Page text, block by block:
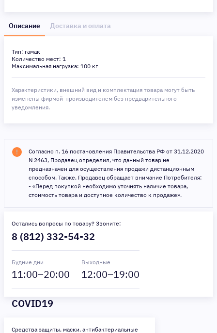
Описание Доставка и оплата
Тип: гамак
Количество мест: 1
Максимальная нагрузка: 100 кг
Характеристики, внешний вид и комплектация товара могут быть
изменены фирмой-производителем без предварительного
уведомления.
Согласно п. 16 постановления Правительства РФ от 31.12.2020
N 2463, Продавец определил, что данный товар не
предназначен для осуществления продажи дистанционным
способом. Также, Продавец обращает внимание Потребителя:
- «Перед покупкой необходимо уточнять наличие товара,
стоимость товара и доступное количество к продаже».
Остались вопросы по товару? Звоните:
8 (812) 332-54-32
Будние дни
11:00–20:00
Выходные
12:00–19:00
COVID19
Средства защиты, маски, антибактериальные